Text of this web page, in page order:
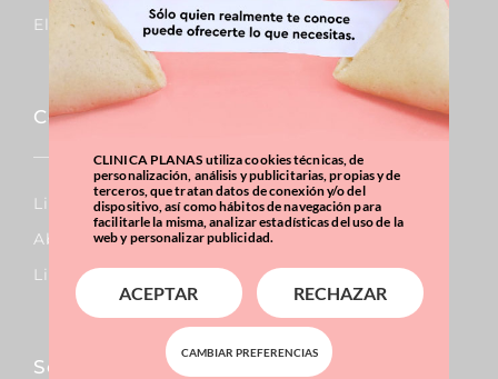
Elevación De Pecho
Corporal
Lipo Vaser
Abdominoplastia
Liposucción
Sobrepeso & Obesidad
CLINICA PLANAS utiliza cookies técnicas, de
personalización, análisis y publicitarias, propias y de
terceros, que tratan datos de conexión y/o del
dispositivo, así como hábitos de navegación para
facilitarle la misma, analizar estadísticas del uso de la
web y personalizar publicidad.
ACEPTAR RECHAZAR
CAMBIAR PREFERENCIAS